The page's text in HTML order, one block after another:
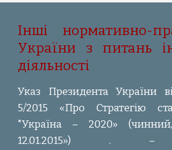
Інші нормативно-
України з питань
діяльності
Указ Президента України
5/2015 «Про Стратегію
"Україна – 2020»
12.01.2015») .